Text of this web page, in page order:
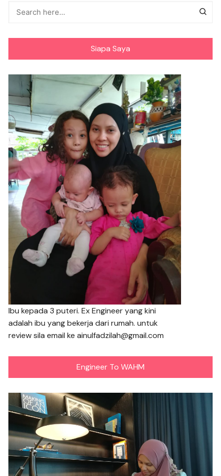
Siapa Saya
Ibu kepada 3 puteri. Ex Engineer yang kini
adalah ibu yang bekerja dari rumah. untuk
review sila email ke ainulfadzilah@gmail.com
Engineer To WAHM